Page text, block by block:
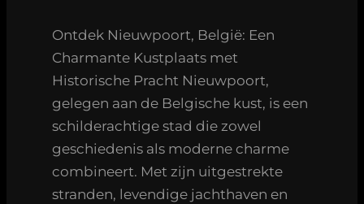
Ontdek Nieuwpoort, België: Een
Charmante Kustplaats met
Historische Pracht Nieuwpoort,
gelegen aan de Belgische kust, is een
schilderachtige stad die zowel
geschiedenis als moderne charme
combineert. Met zijn uitgestrekte
stranden, levendige jachthaven en